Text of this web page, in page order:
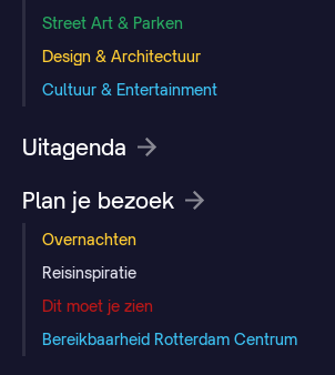
Street Art & Parken
Design & Architectuur
Cultuur & Entertainment
Uitagenda
Plan je bezoek
Overnachten
Reisinspiratie
Dit moet je zien
Bereikbaarheid Rotterdam Centrum